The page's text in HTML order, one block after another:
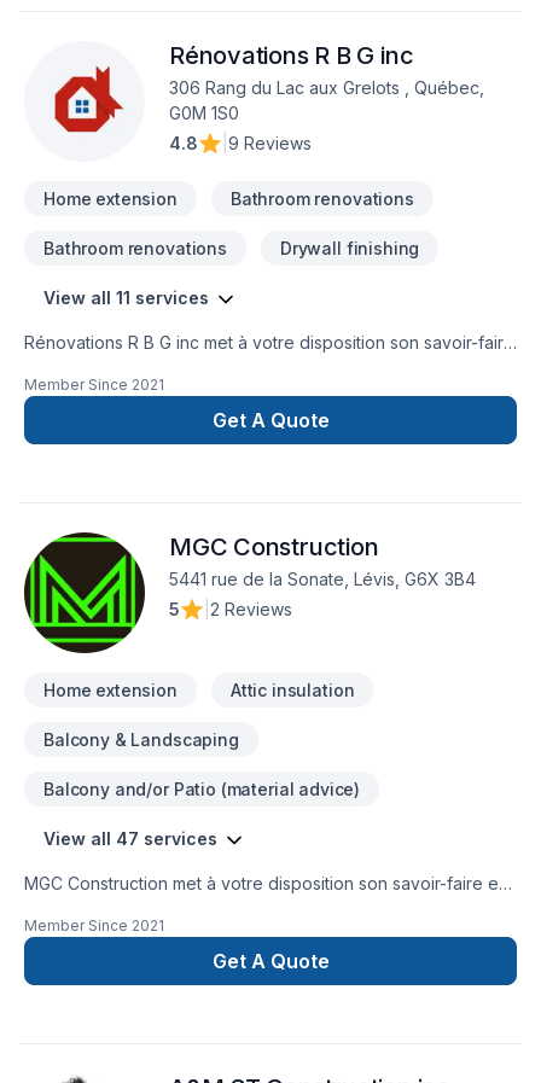
Rénovations R B G inc
306 Rang du Lac aux Grelots , Québec,
G0M 1S0
4.8
9 Reviews
Home extension Bathroom renovations
Bathroom renovations Drywall finishing
View all 11 services
Rénovations R B G inc met à votre disposition son savoir-faire
Salle de bain pour embellir vos espaces à Capitale-
Nationale,Chaudière-Appalaches,Estrie. Nous croyons en
l'importance d'une approche personnalisée, adaptée à
service d'exception, centré sur vos besoins et vos
aspirations.
Member Since 2021
Get A Quote
MGC Construction
5441 rue de la Sonate, Lévis, G6X 3B4
5
2 Reviews
Home extension Attic insulation
Balcony & Landscaping
Balcony and/or Patio (material advice)
View all 47 services
MGC Construction met à votre disposition son savoir-faire en
Commercial, Cuisine, Démolition, Drain français, Excavation,
Excavation intérieur, Fissures, Fondations, Garage, Gouttières,
Gypse, Insonorisation, Irrigation, Isolation, Isolation entre-toît,
Member Since 2021
Get A Quote